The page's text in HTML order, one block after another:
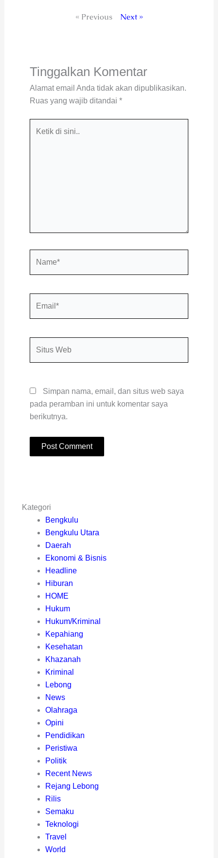
« Previous Next »
Tinggalkan Komentar
Alamat email Anda tidak akan dipublikasikan.
Ruas yang wajib ditandai *
Simpan nama, email, dan situs web saya
pada peramban ini untuk komentar saya
berikutnya.
Kategori
Bengkulu
Bengkulu Utara
Daerah
Ekonomi & Bisnis
Headline
Hiburan
HOME
Hukum
Hukum/Kriminal
Kepahiang
Kesehatan
Khazanah
Kriminal
Lebong
News
Olahraga
Opini
Pendidikan
Peristiwa
Politik
Recent News
Rejang Lebong
Rilis
Semaku
Teknologi
Travel
World